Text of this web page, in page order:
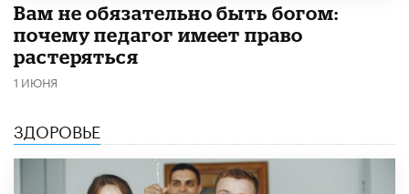
​Вам не обязательно быть богом:
почему педагог имеет право
растеряться
1 ИЮНЯ
ЗДОРОВЬЕ